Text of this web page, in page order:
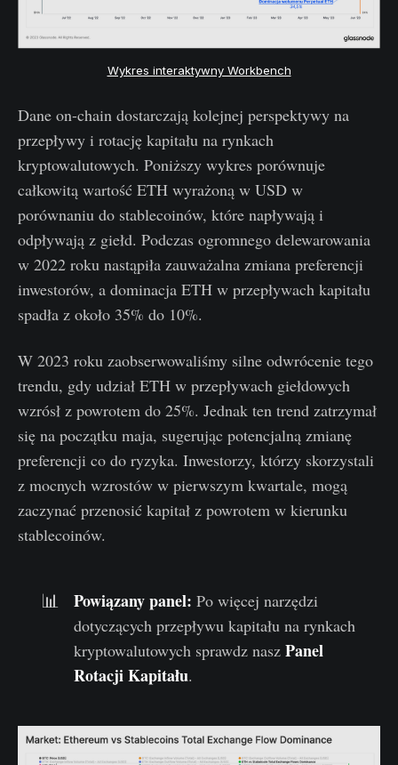
Wykres interaktywny Workbench
Dane on-chain dostarczają kolejnej perspektywy na
przepływy i rotację kapitału na rynkach
kryptowalutowych. Poniższy wykres porównuje
całkowitą wartość ETH wyrażoną w USD w
porównaniu do stablecoinów, które napływają i
odpływają z giełd. Podczas ogromnego delewarowania
w 2022 roku nastąpiła zauważalna zmiana preferencji
inwestorów, a dominacja ETH w przepływach kapitału
spadła z około 35% do 10%.
W 2023 roku zaobserwowaliśmy silne odwrócenie tego
trendu, gdy udział ETH w przepływach giełdowych
wzrósł z powrotem do 25%. Jednak ten trend zatrzymał
się na początku maja, sugerując potencjalną zmianę
preferencji co do ryzyka. Inwestorzy, którzy skorzystali
z mocnych wzrostów w pierwszym kwartale, mogą
zaczynać przenosić kapitał z powrotem w kierunku
stablecoinów.
📊 Powiązany panel: Po więcej narzędzi
dotyczących przepływu kapitału na rynkach
kryptowalutowych sprawdz naszPanel
Rotacji Kapitału.